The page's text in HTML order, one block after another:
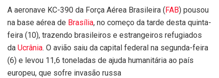
A aeronave KC-390 da Força Aérea Brasileira (FAB) pousou
na base aérea de Brasília, no começo da tarde desta quinta-
feira (10), trazendo brasileiros e estrangeiros refugiados
da Ucrânia. O avião saiu da capital federal na segunda-feira
(6) e levou 11,6 toneladas de ajuda humanitária ao país
europeu, que sofre invasão russa